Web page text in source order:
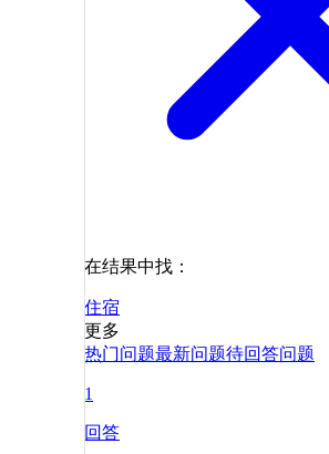
在结果中找：
住宿
更多
热门问题最新问题待回答问题
1
回答